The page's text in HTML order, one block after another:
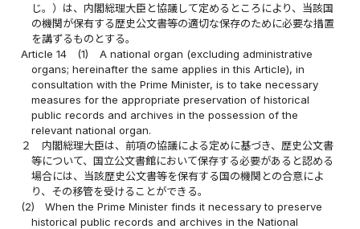
じ。）は、内閣総理大臣と協議して定めるところにより、当該国
の機関が保有する歴史公文書等の適切な保存のために必要な措置
を講ずるものとする。
Article 14
(1)
A national organ (excluding administrative
organs; hereinafter the same applies in this Article), in
consultation with the Prime Minister, is to take necessary
measures for the appropriate preservation of historical
public records and archives in the possession of the
relevant national organ.
２
内閣総理大臣は、前項の協議による定めに基づき、歴史公文書
等について、国立公文書館において保存する必要があると認める
場合には、当該歴史公文書等を保有する国の機関との合意によ
り、その移管を受けることができる。
(2)
When the Prime Minister finds it necessary to preserve
historical public records and archives in the National